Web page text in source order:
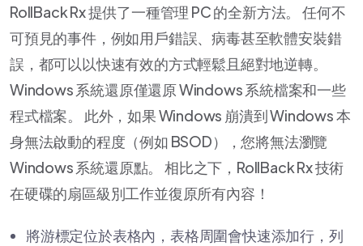
RollBack Rx 提供了一種管理 PC 的全新方法。 任何不
可預見的事件，例如用戶錯誤、病毒甚至軟體安裝錯
誤，都可以以快速有效的方式輕鬆且絕對地逆轉。
Windows 系統還原僅還原 Windows 系統檔案和一些
程式檔案。 此外，如果 Windows 崩潰到 Windows 本
身無法啟動的程度（例如 BSOD），您將無法瀏覽
Windows 系統還原點。 相比之下，RollBack Rx 技術
在硬碟的扇區級別工作並復原所有內容！
將游標定位於表格內，表格周圍會快速添加行，列